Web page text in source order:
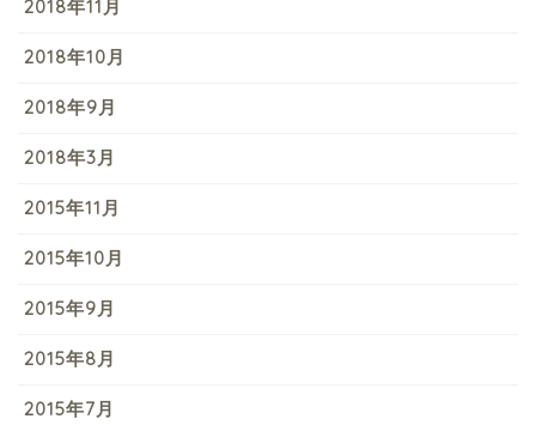
2018年11月
2018年10月
2018年9月
2018年3月
2015年11月
2015年10月
2015年9月
2015年8月
2015年7月